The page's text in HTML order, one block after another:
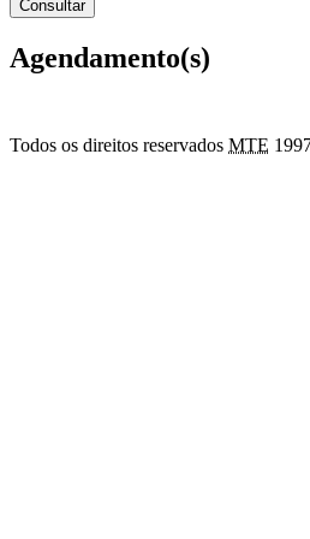
Agendamento(s)
Todos os direitos reservados MTE